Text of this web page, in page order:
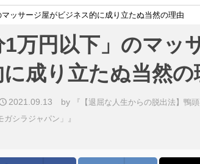
マッサージ屋がビジネス的に成り立たぬ当然の理由
1万円以下」のマッ
成り立たぬ当然の
2021.09.13 by
『【退屈な人生からの脱出法】鴨
シラジャパン」』